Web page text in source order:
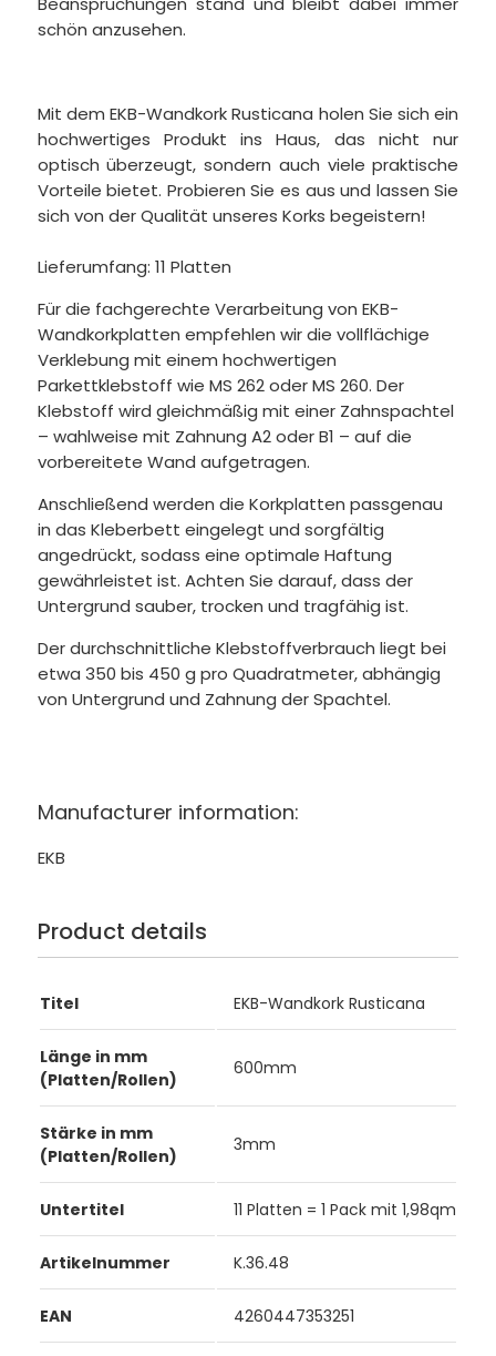
schön anzusehen.
Mit dem EKB-Wandkork Rusticana holen Sie sich ein
hochwertiges Produkt ins Haus, das nicht nur
optisch überzeugt, sondern auch viele praktische
Vorteile bietet. Probieren Sie es aus und lassen Sie
sich von der Qualität unseres Korks begeistern!
Lieferumfang: 11 Platten
Für die fachgerechte Verarbeitung von EKB-
Wandkorkplatten empfehlen wir die vollflächige
Verklebung mit einem hochwertigen
Parkettklebstoff wie MS 262 oder MS 260. Der
Klebstoff wird gleichmäßig mit einer Zahnspachtel
– wahlweise mit Zahnung A2 oder B1 – auf die
vorbereitete Wand aufgetragen.
Anschließend werden die Korkplatten passgenau
in das Kleberbett eingelegt und sorgfältig
angedrückt, sodass eine optimale Haftung
gewährleistet ist. Achten Sie darauf, dass der
Untergrund sauber, trocken und tragfähig ist.
Der durchschnittliche Klebstoffverbrauch liegt bei
etwa 350 bis 450 g pro Quadratmeter, abhängig
von Untergrund und Zahnung der Spachtel.
Manufacturer information:
EKB
Product details
Titel EKB-Wandkork Rusticana
Länge in mm
(Platten/Rollen)
600mm
Stärke in mm
(Platten/Rollen)
3mm
Untertitel 11 Platten = 1 Pack mit 1,98qm
Artikelnummer K.36.48
EAN 4260447353251